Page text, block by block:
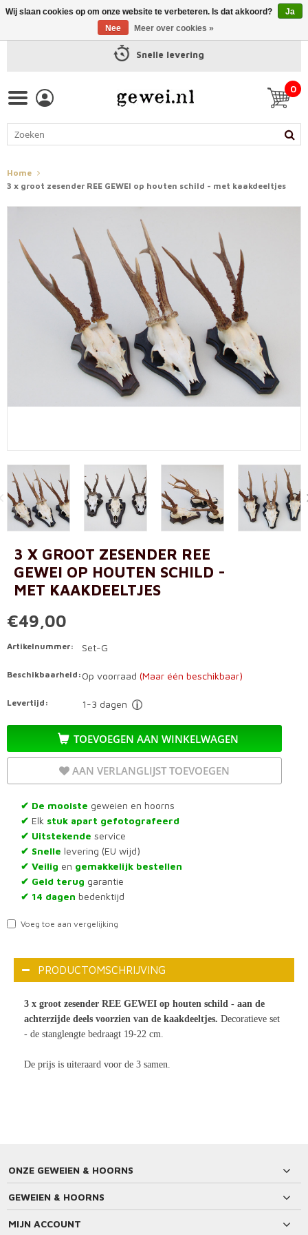
Snelle levering
0
Home
3 x groot zesender REE GEWEI op houten schild - met kaakdeeltjes
3 X GROOT ZESENDER REE
GEWEI OP HOUTEN SCHILD -
MET KAAKDEELTJES
€49,00
Artikelnummer: Set-G
Beschikbaarheid: Op voorraad (Maar één beschikbaar)
Levertijd: 1-3 dagen
TOEVOEGEN AAN WINKELWAGEN
AAN VERLANGLIJST TOEVOEGEN
✔ De mooiste geweien en hoorns
✔ Elk stuk apart gefotografeerd
✔ Uitstekende service
✔ Snelle levering (EU wijd)
✔ Veilig en gemakkelijk bestellen
✔ Geld terug garantie
✔ 14 dagen bedenktijd
Voeg toe aan vergelijking
PRODUCTOMSCHRIJVING
3 x groot zesender REE GEWEI op houten schild - aan de
achterzijde deels voorzien van de kaakdeeltjes. Decoratieve set
- de stanglengte bedraagt 19-22 cm.
De prijs is uiteraard voor de 3 samen.
ONZE GEWEIEN & HOORNS
GEWEIEN & HOORNS
MIJN ACCOUNT
Wij slaan cookies op om onze website te verbeteren. Is dat akkoord?
Ja
Nee
Meer over cookies »